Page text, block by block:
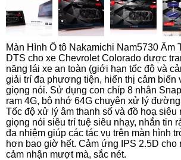
Màn Hình Ô tô Nakamichi Nam5730 Âm
DTS cho xe Chevrolet Colorado được
năng lái xe an toàn (giới hạn tốc độ và
giải trí đa phương tiện, hiển thị cảm biến
giọng nói. Sử dụng con chíp 8 nhân
ram 4G, bộ nhớ 64G chuyên xử lý
Tốc độ xử lý âm thanh số và đồ hoạ
giọng nói siêu trí tuệ siêu nhạy, nhắn tin
đa nhiệm giúp các tác vụ trên màn hình
hơn bao giờ hết. Cảm ứng IPS 2.5D
cảm nhận mượt mà, sắc nét.